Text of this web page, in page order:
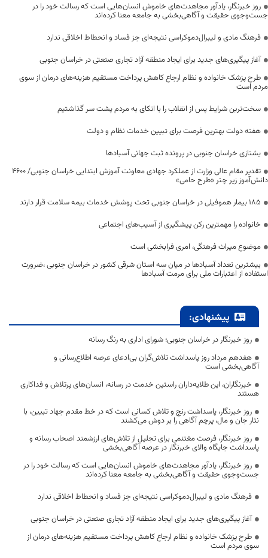
روز خبرنگار، یادآور مجاهدت‌های خاموش انسان‌هایی است که رسالت خود را در
جست‌وجوی حقیقت و آگاهی‌بخشی به جامعه معنا کرده‌اند
فرهنگ مادی و لیبرال‌دموکراسی نتیجه‌ای جز فساد و انحطاط اخلاقی ندارد
آغاز پیگیری‌های جدید برای ایجاد منطقه آزاد تجاری صنعتی در خراسان جنوبی
طرح پزشک خانواده و نظام ارجاع کاهش پرداخت مستقیم هزینه‌های درمان از سوی
مردم است
سخت‌ترین شرایط پس از انقلاب را با اتکای به مردم پشت سر گذاشتیم
هفته دولت بهترین فرصت برای تبیین خدمات نظام و دولت
یشتازی خراسان جنوبی در پرونده ثبت جهانی آسبادها
تقدیر مقام عالی وزارت از عملکرد جهادی معاونت آموزش ابتدایی خراسان جنوبی/ ۴۶۰۰
دانش‌آموز زیر چتر «طرح حامی»
۱۸۵ بیمار هموفیلی در خراسان جنوبی تحت پوشش خدمات بیمه سلامت قرار دارند
خانواده را مهمترین رکن پیشگیری از آسیب‌های اجتماعی
موضوع میراث فرهنگی، امری فرابخشی است
بیشترین تعداد آسبادها در میان سه استان شرقی کشور در خراسان جنوبی ،ضرورت
استفاده از اعتبارات ملی برای مرمت آسبادها
پیشنهادی:
روز خبرنگار در خراسان جنوبی؛ شورای اداری به رنگ رسانه
هفدهم مرداد روز پاسداشت تلاش‌گران بی‌ادعای عرصه اطلاع‌رسانی و
آگاهی‌بخشی است
خبرنگاران، این طلایه‌داران راستین خدمت در رسانه، انسان‌های پرتلاش و فداکاری
هستند
روز خبرنگار، پاسداشت رنج و تلاش کسانی است که در خط مقدم جهاد تبیین، با
نثار جان و مال، پرچم آگاهی را بر دوش می‌کشند
روز خبرنگار، فرصت مغتنمی برای تجلیل از تلاش‌های ارزشمند اصحاب رسانه و
پاسداشت جایگاه والای خبرنگار در عرصه آگاهی‌بخشی
روز خبرنگار، یادآور مجاهدت‌های خاموش انسان‌هایی است که رسالت خود را در
جست‌وجوی حقیقت و آگاهی‌بخشی به جامعه معنا کرده‌اند
فرهنگ مادی و لیبرال‌دموکراسی نتیجه‌ای جز فساد و انحطاط اخلاقی ندارد
آغاز پیگیری‌های جدید برای ایجاد منطقه آزاد تجاری صنعتی در خراسان جنوبی
طرح پزشک خانواده و نظام ارجاع کاهش پرداخت مستقیم هزینه‌های درمان از
سوی مردم است